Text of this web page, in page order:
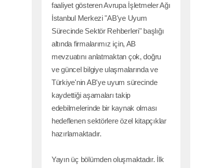
faaliyet gösteren Avrupa İşletmeler Ağı
İstanbul Merkezi "AB'ye Uyum
Sürecinde Sektör Rehberleri" başlığı
altında firmalarımız için, AB
mevzuatını anlatmaktan çok, doğru
ve güncel bilgiye ulaşmalarında ve
Türkiye'nin AB'ye uyum sürecinde
kaydettiği aşamaları takip
edebilmelerinde bir kaynak olması
hedeflenen sektörlere özel kitapçıklar
hazırlamaktadır.
Yayın üç bölümden oluşmaktadır. İlk